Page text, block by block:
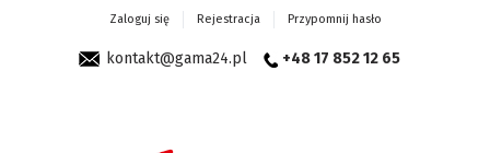
Zaloguj się Rejestracja Przypomnij hasło
kontakt@gama24.pl +48 17 852 12 65